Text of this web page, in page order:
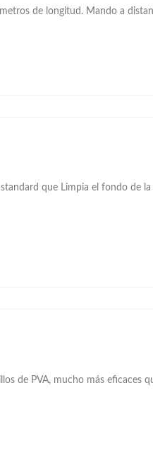
de longitud. Mando a
que Limpia el fondo de
de PVA, mucho más eficaces